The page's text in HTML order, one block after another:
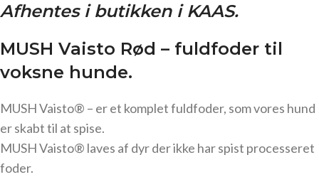
Afhentes i butikken i KAAS.
MUSH Vaisto Rød – fuldfoder til
voksne hunde.
MUSH Vaisto® – er et komplet fuldfoder, som vores hund
er skabt til at spise.
MUSH Vaisto® laves af dyr der ikke har spist processeret
foder.